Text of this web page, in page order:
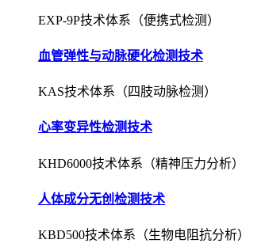
KAS技术体系（四肢动脉检测）
心率变异性检测技术
KHD6000技术体系（精神压力分析）
人体成分无创检测技术
KBD500技术体系（生物电阻抗分析）
肺功能无创检测与评估技术
KPF1000技术体系（压差式检测）